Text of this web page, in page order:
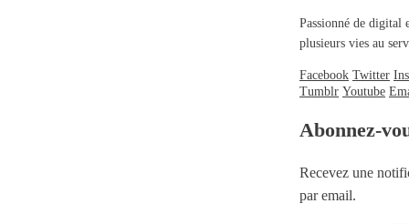
Passionné de digital
plusieurs vies au
Facebook Twitter
Tumblr Youtube
Abonnez-
Recevez une
par email.